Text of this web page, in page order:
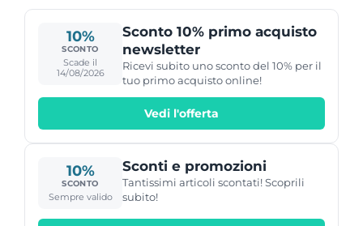
10%
SCONTO
Scade il
14/08/2026
Sconto 10% primo acquisto
newsletter
Ricevi subito uno sconto del 10% per il
tuo primo acquisto online!
Vedi l'offerta
10%
SCONTO
Sempre valido
Sconti e promozioni
Tantissimi articoli scontati! Scoprili
subito!